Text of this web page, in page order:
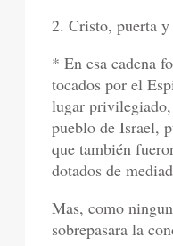
2. Cristo, puerta
* En esa cadena
tocados por el
lugar
pueblo de Israel,
que también
dotados de
Mas, como
sobrepasara la